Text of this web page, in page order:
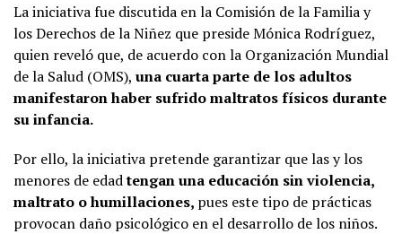
La iniciativa fue discutida en la Comisión de la Familia y
los Derechos de la Niñez que preside Mónica Rodríguez,
quien reveló que, de acuerdo con la Organización Mundial
de la Salud (OMS), una cuarta parte de los adultos
manifestaron haber sufrido maltratos físicos durante
su infancia.
Por ello, la iniciativa pretende garantizar que las y los
menores de edadtengan una educación sin violencia,
maltrato o humillaciones, pues este tipo de prácticas
provocan daño psicológico en el desarrollo de los niños.